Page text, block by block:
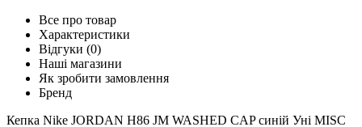
Все про товар
Характеристики
Відгуки (0)
Наші магазини
Як зробити замовлення
Бренд
Кепка Nike JORDAN H86 JM WASHED CAP синій Уні MISC